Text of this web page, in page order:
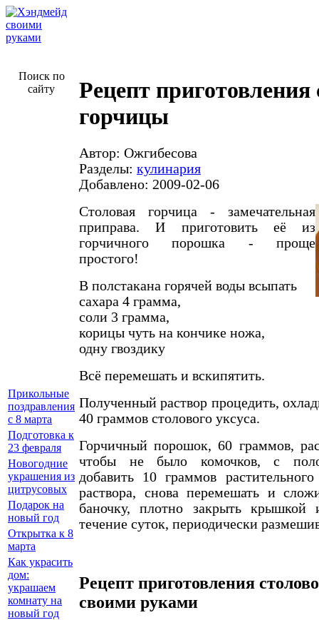
Поиск по
сайту
Рецепт приготовления
горчицы
Автор: Ожгибесова
Разделы: кулинария
Добавлено: 2009-02-06
Столовая горчица - замечательная
приправа. И приготовить её из
горчичного порошка - проще
простого!
В полстакана горячей воды всыпать
сахара 4 грамма,
соли 3 грамма,
корицы чуть на кончике ножа,
одну гвоздику
Всё перемешать и вскипятить.
Полученный раствор процедить,
40 граммов столового уксуса.
Горчичный порошок, 60 граммов,
чтобы не было комочков, с
добавить 10 граммов
раствора, снова перемешать и
баночку, плотно закрыть крышкой
течение суток, периодически
Рецепт приготовления
своими руками
Прикольные
поздравления
с 8 марта
Подготовка к
23 февраля
Новогодние
украшения из
цитрусовых
Подарок на
новый год
Открытка к 8
марта
Как украсить
дом:
украшаем
комнату на
новый год